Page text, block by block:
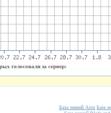
голосовали за сервер:
База знаний Aion База